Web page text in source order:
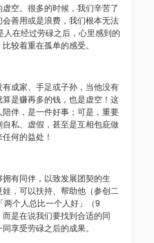
空。很多的时候，我们辛苦了
善用或是浪费，我们根本无法
在经过劳碌之后，心里感到的
较着重在孤单的感受。
成家、手足或子孙，当他没有
是赚再多的钱，也是虚空！这
伴，是一件好事；可是，重要
私、虚假，甚至是互相包庇做
何的益处！
有同伴，以致发展团契的生
，可以扶持、帮助他（参创二
个人总比一个人好」（9
是在说我们要找到合适的同
享受劳碌之后的成果。